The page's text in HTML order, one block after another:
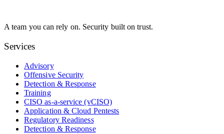
A team you can rely on. Security built on trust.
Services
Advisory
Offensive Security
Detection & Response
Training
CISO as-a-service (vCISO)
Application & Cloud Pentests
Regulatory Readiness
Detection & Response